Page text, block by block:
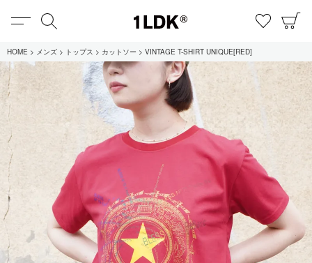
MENU お気に
在庫あり
全てのアイテム
セール
全てのブランド
HOME メンズ トップス カットソー VINTAGE T-SHIRT UNIQUE[RED]